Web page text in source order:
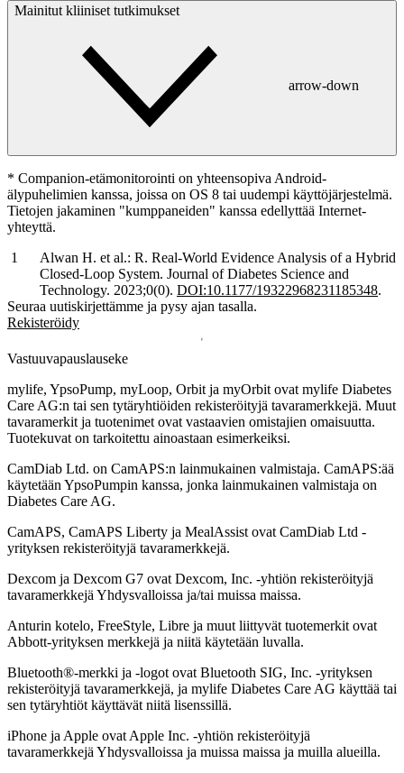
Mainitut kliiniset tutkimukset
arrow-down
* Companion-etämonitorointi on yhteensopiva Android-
älypuhelimien kanssa, joissa on OS 8 tai uudempi käyttöjärjestelmä.
Tietojen jakaminen "kumppaneiden" kanssa edellyttää Internet-
yhteyttä.
Alwan H. et al.: R. Real-World Evidence Analysis of a Hybrid
Closed-Loop System. Journal of Diabetes Science and
Technology. 2023;0(0). DOI:10.1177/19322968231185348.
Seuraa uutiskirjettämme ja pysy ajan tasalla.
Rekisteröidy
Vastuuvapauslauseke
mylife, YpsoPump, myLoop, Orbit ja myOrbit ovat mylife Diabetes
Care AG:n tai sen tytäryhtiöiden rekisteröityjä tavaramerkkejä. Muut
tavaramerkit ja tuotenimet ovat vastaavien omistajien omaisuutta.
Tuotekuvat on tarkoitettu ainoastaan esimerkeiksi.
CamDiab Ltd. on CamAPS:n lainmukainen valmistaja. CamAPS:ää
käytetään YpsoPumpin kanssa, jonka lainmukainen valmistaja on
Diabetes Care AG.
CamAPS, CamAPS Liberty ja MealAssist ovat CamDiab Ltd -
yrityksen rekisteröityjä tavaramerkkejä.
Dexcom ja Dexcom G7 ovat Dexcom, Inc. -yhtiön rekisteröityjä
tavaramerkkejä Yhdysvalloissa ja/tai muissa maissa.
Anturin kotelo, FreeStyle, Libre ja muut liittyvät tuotemerkit ovat
Abbott-yrityksen merkkejä ja niitä käytetään luvalla.
Bluetooth®-merkki ja -logot ovat Bluetooth SIG, Inc. -yrityksen
rekisteröityjä tavaramerkkejä, ja mylife Diabetes Care AG käyttää tai
sen tytäryhtiöt käyttävät niitä lisenssillä.
iPhone ja Apple ovat Apple Inc. -yhtiön rekisteröityjä
tavaramerkkejä Yhdysvalloissa ja muissa maissa ja muilla alueilla.